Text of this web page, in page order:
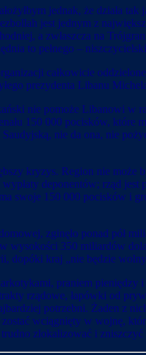
jednak, że działa
jest jednym z
a zwłaszcza na
to pełnego –
całkowicie
prezydenta Libanu
nie pomoże Libanowi w
150 000 pocisków,
Saudyjską, nie da ona, nie
kryzys. Region nie
deponentów; rząd
swoje 150 000 pocisków i
zginęło ponad pół
wysokości 350 miliardów
dopóki kraj „nie będzie
praniem
rządowe, łapówki od
potrzebni. Żaden z
wciągnięty w wojnę,
zlokalizować i